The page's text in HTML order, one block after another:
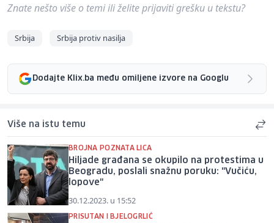
Znate nešto više o temi ili želite prijaviti grešku u tekstu?
Srbija Srbija protiv nasilja
Dodajte Klix.ba među omiljene izvore na Googlu
Više na istu temu
BROJNA POZNATA LICA
Hiljade građana se okupilo na protestima u
Beogradu, poslali snažnu poruku: "Vučiću,
lopove"
30.12.2023. u 15:52
PRISUTAN I BJELOGRLIĆ